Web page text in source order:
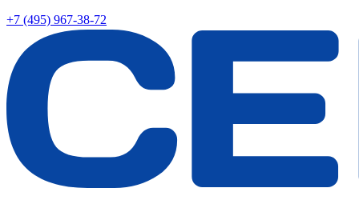
+7 (495) 967-38-72